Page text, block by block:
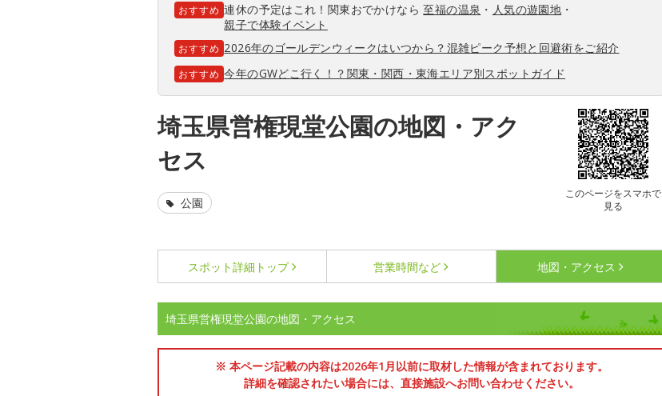
おすすめ 連休の予定はこれ！関東おでかけなら至福の温泉 ・ 人気の遊園地 ・
親子で体験イベント
おすすめ 2026年のゴールデンウィークはいつから？混雑ピーク予想と回避術をご紹介
おすすめ 今年のGWどこ行く！？関東・関西・東海エリア別スポットガイド
埼玉県営権現堂公園の地図・アク
セス
このページをスマホで
見る
公園
スポット詳細 トップ 営業時間など 地図・アクセス
埼玉県営権現堂公園の地図・アクセス
※ 本ページ記載の内容は2026年1月以前に取材した情報が含まれております。
詳細を確認されたい場合には、直接施設へお問い合わせください。